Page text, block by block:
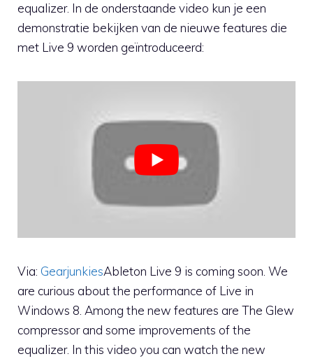
equalizer. In de onderstaande video kun je een
demonstratie bekijken van de nieuwe features die
met Live 9 worden geïntroduceerd:
Via: GearjunkiesAbleton Live 9 is coming soon. We
are curious about the performance of Live in
Windows 8. Among the new features are The Glew
compressor and some improvements of the
equalizer. In this video you can watch the new